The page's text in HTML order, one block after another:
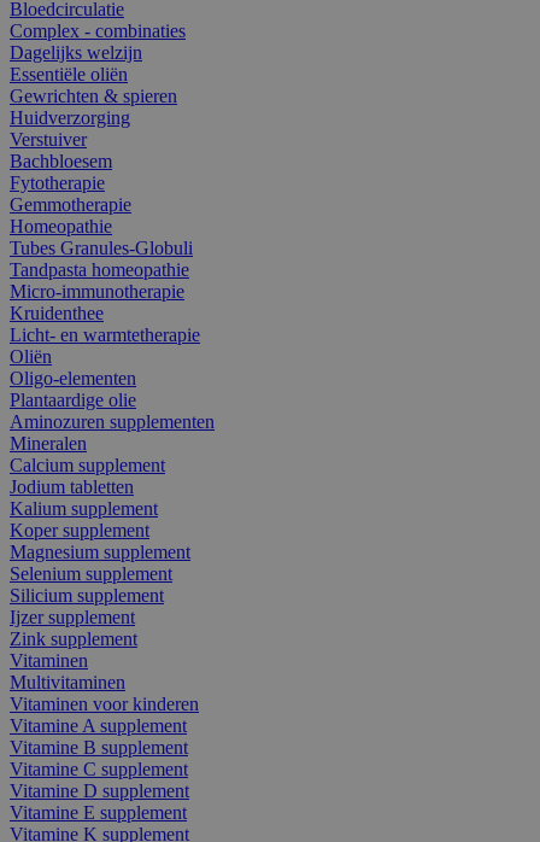
Bloedcirculatie
Complex - combinaties
Dagelijks welzijn
Essentiële oliën
Gewrichten & spieren
Huidverzorging
Verstuiver
Bachbloesem
Fytotherapie
Gemmotherapie
Homeopathie
Tubes Granules-Globuli
Tandpasta homeopathie
Micro-immunotherapie
Kruidenthee
Licht- en warmtetherapie
Oliën
Oligo-elementen
Plantaardige olie
Aminozuren supplementen
Mineralen
Calcium supplement
Jodium tabletten
Kalium supplement
Koper supplement
Magnesium supplement
Selenium supplement
Silicium supplement
Ijzer supplement
Zink supplement
Vitaminen
Multivitaminen
Vitaminen voor kinderen
Vitamine A supplement
Vitamine B supplement
Vitamine C supplement
Vitamine D supplement
Vitamine E supplement
Vitamine K supplement